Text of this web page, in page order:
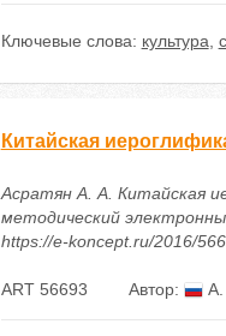
Ключевые слова: культура
Китайская
Асратян А. А. Китайская
методический
https://e-koncept.ru/2016/
ART 56693 Автор: А.